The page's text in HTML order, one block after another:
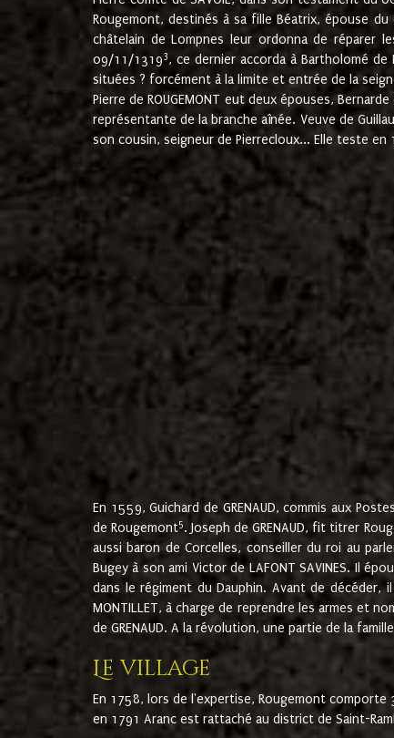
Rougemont, destinés à sa fille Béatrix, épouse du
châtelain de Lompnes leur ordonna de réparer
09/11/13193, ce dernier accorda à Bartholomé
situées ? forcément à la limite et entrée de la
Pierre de ROUGEMONT eut deux épouses,
représentante de la branche aînée. Veuve de
son cousin, seigneur de Pierrecloux... Elle teste en
En 1559, Guichard de GRENAUD, commis aux
de Rougemont5. Joseph de GRENAUD, fit titrer
aussi baron de Corcelles, conseiller du roi au
Bugey à son ami Victor de LAFONT SAVINES. Il
dans le régiment du Dauphin. Avant de
MONTILLET, à charge de reprendre les armes et
de GRENAUD. A la révolution, une partie de la
Le village
En 1758, lors de l'expertise, Rougemont comporte
en 1791 Aranc est rattaché au district de Saint-